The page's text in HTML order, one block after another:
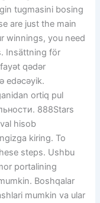
tugmasini bosing
are just the main
winnings, you need
Insättning för
qədər
edəcəyik.
ortiq pul
888Stars
hisob
kiring. To
steps. Ushbu
portalining
Boshqalar
mumkin va ular